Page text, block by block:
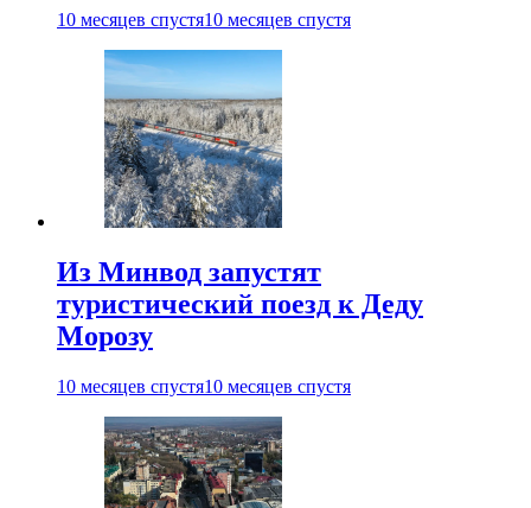
10 месяцев спустя10 месяцев спустя
Из Минвод запустят
туристический поезд к Деду
Морозу
10 месяцев спустя10 месяцев спустя